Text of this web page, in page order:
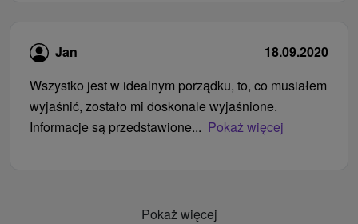
Jan
18.09.2020
Wszystko jest w idealnym porządku, to, co musiałem
wyjaśnić, zostało mi doskonale wyjaśnione.
Informacje są przedstawione... Pokaż więcej
Pokaż więcej